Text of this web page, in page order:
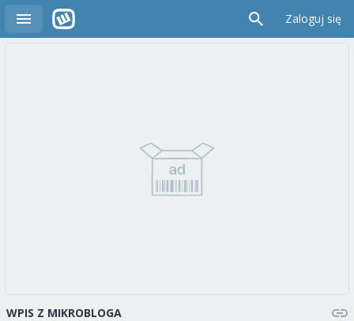
Zaloguj się
WPIS Z MIKROBLOGA